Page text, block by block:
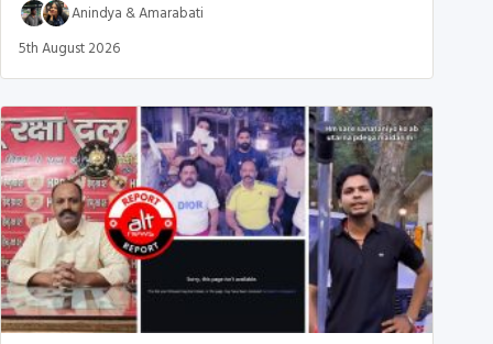
Anindya &Amarabati
5th August 2026